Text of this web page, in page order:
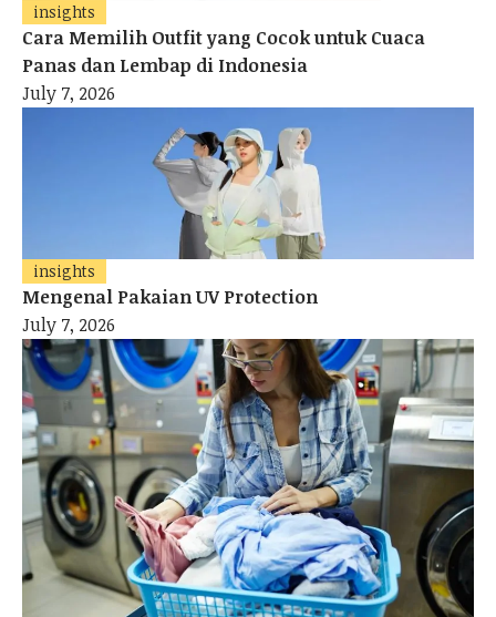
insights
Cara Memilih Outfit yang Cocok untuk Cuaca
Panas dan Lembap di Indonesia
July 7, 2026
insights
Mengenal Pakaian UV Protection
July 7, 2026